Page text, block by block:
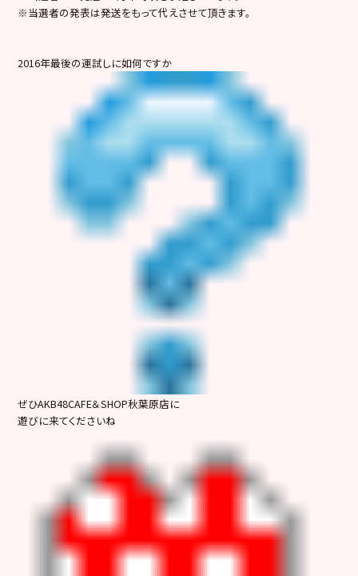
※当選者の発表は発送をもって代えさせて頂きます。
2016年最後の運試しに如何ですか
ぜひAKB48CAFE＆SHOP秋葉原店に
遊びに来てくださいね